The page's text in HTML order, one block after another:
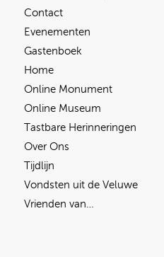
Contact
Evenementen
Gastenboek
Home
Online Monument
Online Museum
Tastbare Herinneringen
Over Ons
Tijdlijn
Vondsten uit de Veluwe
Vrienden van…